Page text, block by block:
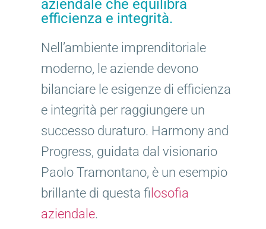
aziendale che equilibra
efficienza e integrità.
Nell’ambiente imprenditoriale
moderno, le aziende devono
bilanciare le esigenze di efficienza
e integrità per raggiungere un
successo duraturo. Harmony and
Progress, guidata dal visionario
Paolo Tramontano, è un esempio
brillante di questa filosofia
aziendale.